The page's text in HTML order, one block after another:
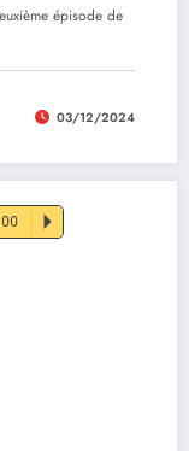
épisode de
03/12/2024
P